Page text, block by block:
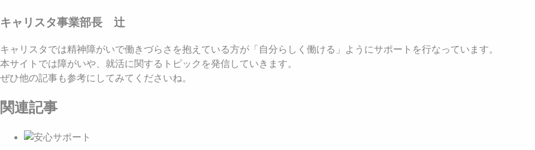
キャリスタ事業部長 辻
キャリスタでは精神障がいで働きづらさを抱えている方が「自分らしく働ける」ようにサポートを行なっています。
本サイトでは障がいや、就活に関するトピックを発信していきます。
ぜひ他の記事も参考にしてみてくださいね。
関連記事